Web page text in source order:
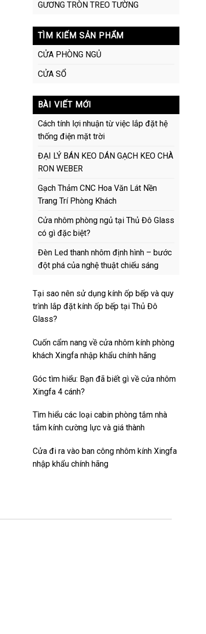
GƯƠNG TRÒN TREO TƯỜNG
TÌM KIẾM SẢN PHẨM
CỬA PHÒNG NGỦ
CỬA SỔ
BÀI VIẾT MỚI
Cách tính lợi nhuận từ việc lắp đặt hệ
thống điện mặt trời
ĐẠI LÝ BÁN KEO DÁN GẠCH KEO CHÀ
RON WEBER
Gạch Thảm CNC Hoa Văn Lát Nền
Trang Trí Phòng Khách
Cửa nhôm phòng ngủ tại Thủ Đô Glass
có gì đặc biệt?
Đèn Led thanh nhôm định hình – bước
đột phá của nghệ thuật chiếu sáng
Tại sao nên sử dụng kính ốp bếp và quy
trình lắp đặt kính ốp bếp tại Thủ Đô
Glass?
Cuốn cẩm nang về cửa nhôm kính phòng
khách Xingfa nhập khẩu chính hãng
Góc tìm hiểu: Bạn đã biết gì về cửa nhôm
Xingfa 4 cánh?
Tìm hiểu các loại cabin phòng tắm nhà
tắm kính cường lực và giá thành
Cửa đi ra vào ban công nhôm kính Xingfa
nhập khẩu chính hãng